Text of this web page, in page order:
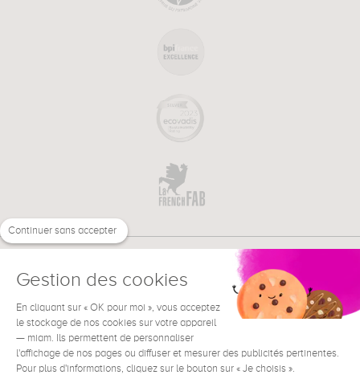
BESOIN D'AIDE ?
Continuer sans accepter
Gestion des cookies
En cliquant sur « OK pour moi », vous acceptez
le stockage de nos cookies sur votre appareil
— miam. Ils permettent de personnaliser
l'affichage de nos pages ou diffuser et mesurer des publicités pertinentes.
Pour plus d'informations, cliquez sur le bouton sur « Je choisis ».